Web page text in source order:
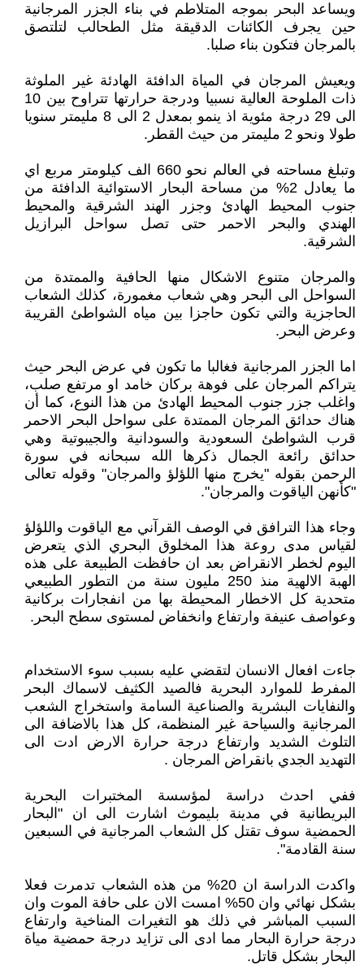
ويساعد البحر بموجه المتلاطم في بناء الجزر المرجانية
حين يجرف الكائنات الدقيقة مثل الطحالب لتلتصق
بالمرجان فتكون بناء صلبا.
ويعيش المرجان في المياة الدافئة الهادئة غير الملوثة
ذات الملوحة العالية نسبيا ودرجة حرارتها تتراوح بين 10
الى 29 درجة مئوية اذ ينمو بمعدل 2 الى 8 مليمتر سنويا
طولا ونحو 2 مليمتر من حيث القطر.
وتبلغ مساحته في العالم نحو 660 الف كيلومتر مربع اي
ما يعادل 2% من مساحة البحار الاستوائية الدافئة من
جنوب المحيط الهادئ وجزر الهند الشرقية والمحيط
الهندي والبحر الاحمر حتى تصل سواحل البرازيل
الشرقية.
والمرجان متنوع الاشكال منها الحافية والممتدة من
السواحل الى البحر وهي شعاب مغمورة، كذلك الشعاب
الحاجزية والتي تكون حاجزا بين مياه الشواطئ القريبة
وعرض البحر.
اما الجزر المرجانية فغالبا ما تكون في عرض البحر حيث
يتراكم المرجان على فوهة بركان خامد او مرتفع صلب،
واغلب جزر جنوب المحيط الهادئ من هذا النوع، كما أن
هناك حدائق المرجان الممتدة على سواحل البحر الاحمر
قرب الشواطئ السعودية والسودانية والجيبوتية وهي
حدائق رائعة الجمال ذكرها الله سبحانه في سورة
الرحمن بقوله "يخرج منها اللؤلؤ والمرجان" وقوله تعالى
"كأنهن الياقوت والمرجان".
وجاء هذا الترافق في الوصف القرآني مع الياقوت واللؤلؤ
لقياس مدى روعة هذا المخلوق البحري الذي يتعرض
اليوم لخطر الانقراض بعد ان حافظت الطبيعة على هذه
الهبة الالهية منذ 250 مليون سنة من التطور الطبيعي
متحدية كل الاخطار المحيطة بها من انفجارات بركانية
وعواصف عنيفة وارتفاع وانخفاض لمستوى سطح البحر.
جاءت افعال الانسان لتقضي عليه بسبب سوء الاستخدام
المفرط للموارد البحرية فالصيد الكثيف لاسماك البحر
والنفايات البشرية والصناعية السامة واستخراج الشعب
المرجانية والسياحة غير المنظمة، كل هذا بالاضافة الى
التلوث الشديد وارتفاع درجة حرارة الارض ادت الى
التهديد الجدي بانقراض المرجان .
ففي احدث دراسة لمؤسسة المختبرات البحرية
البريطانية في مدينة بليموث اشارت الى ان "البحار
الحمضية سوف تقتل كل الشعاب المرجانية في السبعين
سنة القادمة".
واكدت الدراسة ان 20% من هذه الشعاب تدمرت فعلا
بشكل نهائي وان 50% امست الان على حافة الموت وان
السبب المباشر في ذلك هو التغيرات المناخية وارتفاع
درجة حرارة البحار مما ادى الى تزايد درجة حمضية مياة
البحار بشكل قاتل.